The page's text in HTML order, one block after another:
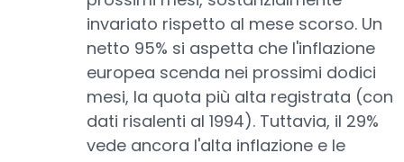
invariato rispetto al mese scorso. Un
netto 95% si aspetta che l'inflazione
europea scenda nei prossimi dodici
mesi, la quota più alta registrata (con
dati risalenti al 1994). Tuttavia, il 29%
vede ancora l'alta inflazione e le